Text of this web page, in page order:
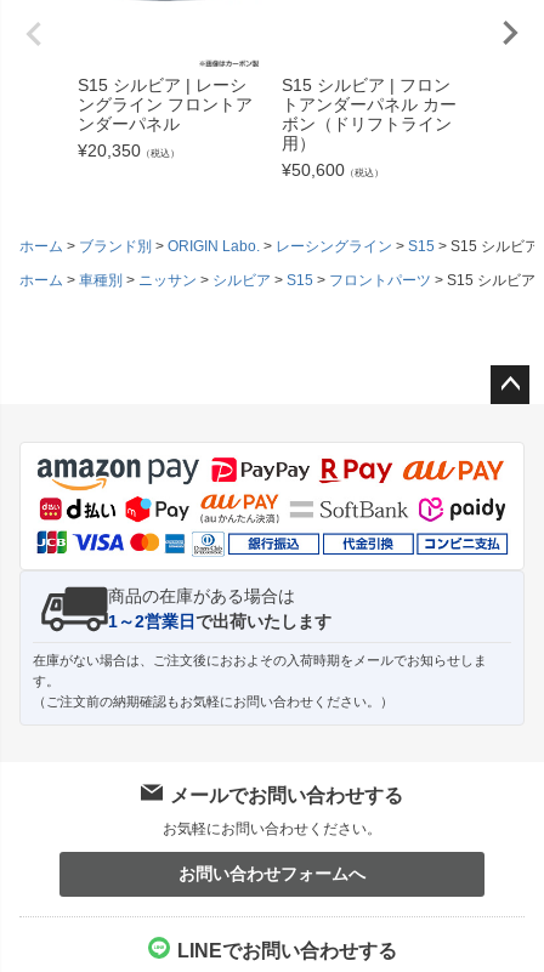
S15 シルビア | レーシ
ングライン フロントア
ンダーパネル
¥20,350 （税込）
S15 シルビア | フロン
トアンダーパネル カー
ボン（ドリフトライン
用）
¥50,600 （税込）
ホーム ブランド別 ORIGIN Labo. レーシングライン S15
S15 シルビア
ホーム
車種別 ニッサン シルビア S15 フロントパーツ S15 シルビア
ジト
ップ
へ
商品の在庫がある場合は
1～2営業日で出荷いたします
在庫がない場合は、ご注文後におおよその入荷時期をメールでお知らせしま
す。
（ご注文前の納期確認もお気軽にお問い合わせください。）
メールでお問い合わせする
お気軽にお問い合わせください。
お問い合わせフォームへ
LINEでお問い合わせする